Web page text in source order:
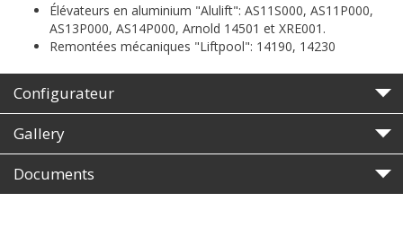
Élévateurs en aluminium "Alulift": AS11S000, AS11P000,
AS13P000, AS14P000, Arnold 14501 et XRE001.
Remontées mécaniques "Liftpool": 14190, 14230
Configurateur
Gallery
Documents